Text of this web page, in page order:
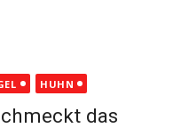
HUHN
das